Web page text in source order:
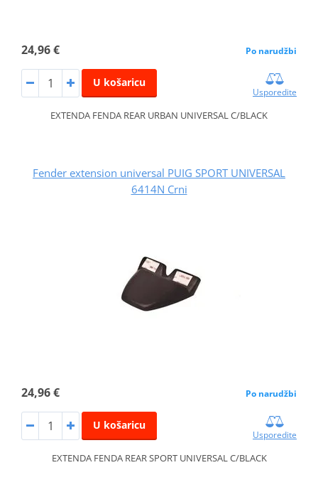
24,96 € Po narudžbi
U košaricu
Usporedite
EXTENDA FENDA REAR URBAN UNIVERSAL C/BLACK
Fender extension universal PUIG SPORT UNIVERSAL
6414N Crni
24,96 € Po narudžbi
U košaricu
Usporedite
EXTENDA FENDA REAR SPORT UNIVERSAL C/BLACK